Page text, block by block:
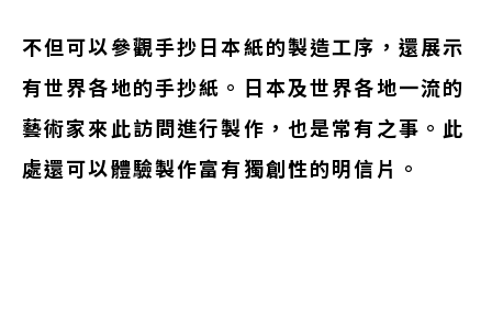
不但可以參觀手抄日本紙的製造工序，還展示
有世界各地的手抄紙。日本及世界各地一流的
藝術家來此訪問進行製作，也是常有之事。此
處還可以體驗製作富有獨創性的明信片。